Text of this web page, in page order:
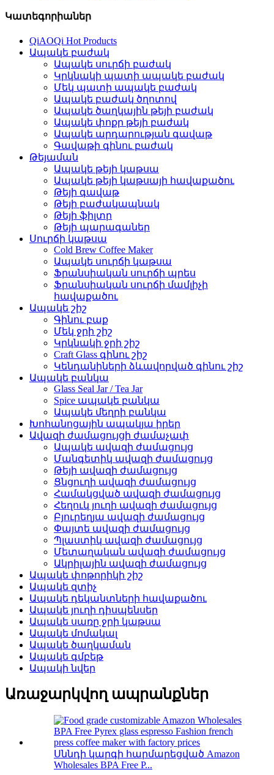
Կատեգորիաներ
QiAOQi Hot Products
Ապակե բաժակ
Ապակե սուրճի բաժակ
Կրկնակի պատի ապակե բաժակ
Մեկ պատի ապակե բաժակ
Ապակե բաժակ ծղոտով
Ապակե ծաղկային թեյի բաժակ
Ապակե փոքր թեյի բաժակ
Ապակե արդարության գավաթ
Գավաթի գինու բաժակ
Թեյաման
Ապակե թեյի կաթսա
Ապակե թեյի կաթսայի հավաքածու
Թեյի գավաթ
Թեյի բաժակապնակ
Թեյի ֆիլտր
Թեյի պարագաներ
Սուրճի կաթսա
Cold Brew Coffee Maker
Ապակե սուրճի կաթսա
Ֆրանսիական սուրճի պրես
Ֆրանսիական սուրճի մամլիչի
հավաքածու
Ապակե շիշ
Գինու բաք
Մեկ ջրի շիշ
Կրկնակի ջրի շիշ
Craft Glass գինու շիշ
Կենդանիների ձևավորված գինու շիշ
Ապակե բանկա
Glass Seal Jar / Tea Jar
Spice ապակե բանկա
Ապակե մեղրի բանկա
Խոհանոցային ապակյա իրեր
Ավազի ժամացույցի ժամաչափ
Ապակե ավազի ժամացույց
Մանգետիկ ավազի ժամացույց
Թեյի ավազի ժամացույց
Ցնցուղի ավազի ժամացույց
Համակցված ավազի ժամացույց
Հեղուկ յուղի ավազի ժամացույց
Բյուրեղյա ավազի ժամացույց
Փայտե ավազի ժամացույց
Պլաստիկ ավազի ժամացույց
Մետաղական ավազի ժամացույց
Ակրիլային ավազի ժամացույց
Ապակե փոթորիկի շիշ
Ապակե զտիչ
Ապակե դեկանտների հավաքածու
Ապակե յուղի դիսպենսեր
Ապակե սառը ջրի կաթսա
Ապակե մոմակալ
Ապակե ծաղկաման
Ապակե գմբեթ
Ապակի նվեր
Առաջարկվող ապրանքներ
Սննդի կարգի հարմարեցված Amazon
Wholesales BPA Free P...